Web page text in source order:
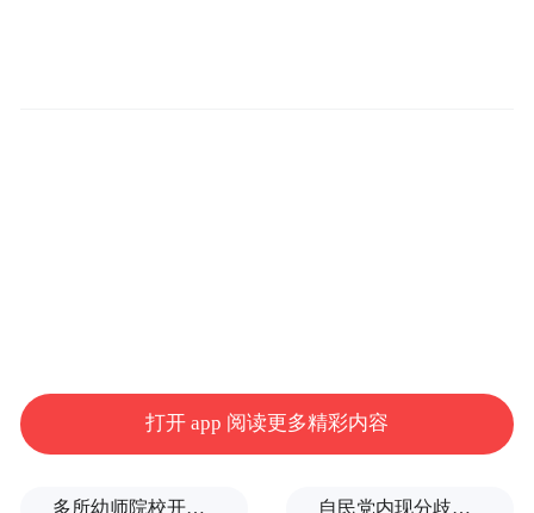
打开 app 阅读更多精彩内容
多所幼师院校开设养老专业 自民党内现分歧，不少对华友好议员疏远高市内阁